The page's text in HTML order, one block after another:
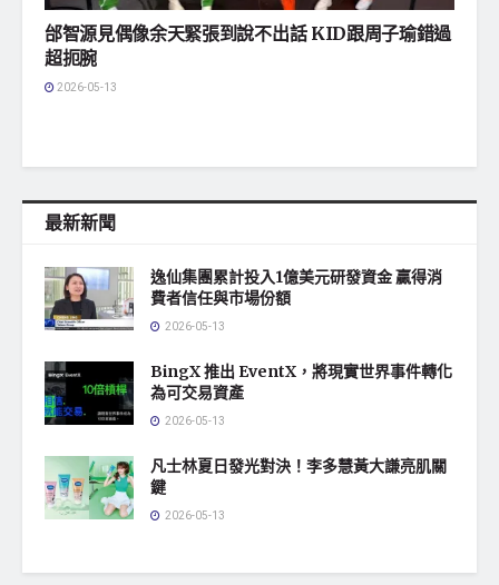
邰智源見偶像余天緊張到說不出話 KID跟周子瑜錯過
超扼腕
2026-05-13
最新新聞
逸仙集團累計投入1億美元研發資金 贏得消
費者信任與市場份額
2026-05-13
BingX 推出 EventX，將現實世界事件轉化
為可交易資產
2026-05-13
凡士林夏日發光對決！李多慧黃大謙亮肌關
鍵
2026-05-13